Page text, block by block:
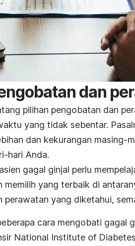
dan
pilihan pengobatan dan
yang tidak sebentar.
dan kekurangan masing-
hari Anda.
gagal ginjal perlu
memilih yang terbaik di
perawatan yang diketahui,
cara mengobati gagal
National Institute of